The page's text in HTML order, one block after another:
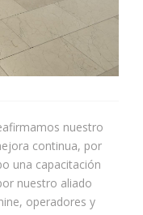
nuestro
continua, por
una capacitación
nuestro aliado
operadores y